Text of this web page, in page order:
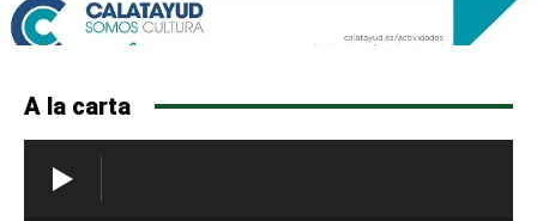
A la carta